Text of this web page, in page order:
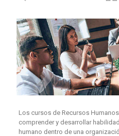
Los cursos de Recursos
comprender y desarrollar
humano dentro de una